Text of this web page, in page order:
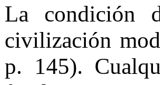
La condición
civilización
p. 145).